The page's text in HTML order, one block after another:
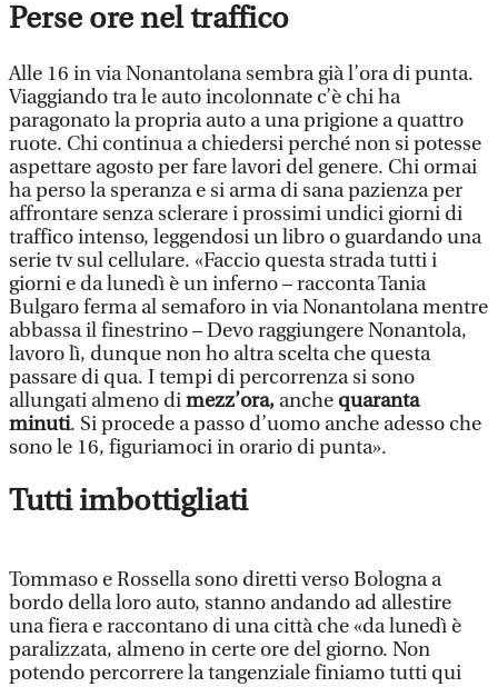
Perse ore nel traffico
Alle 16 in via Nonantolana sembra già l’ora di punta.
Viaggiando tra le auto incolonnate c’è chi ha
paragonato la propria auto a una prigione a quattro
ruote. Chi continua a chiedersi perché non si potesse
aspettare agosto per fare lavori del genere. Chi ormai
ha perso la speranza e si arma di sana pazienza per
affrontare senza sclerare i prossimi undici giorni di
traffico intenso, leggendosi un libro o guardando una
serie tv sul cellulare. «Faccio questa strada tutti i
giorni e da lunedì è un inferno – racconta Tania
Bulgaro ferma al semaforo in via Nonantolana mentre
abbassa il finestrino – Devo raggiungere Nonantola,
lavoro lì, dunque non ho altra scelta che questa
passare di qua. I tempi di percorrenza si sono
allungati almeno dimezz’ora, anche quaranta
minuti. Si procede a passo d’uomo anche adesso che
sono le 16, figuriamoci in orario di punta».
Tutti imbottigliati
Tommaso e Rossella sono diretti verso Bologna a
bordo della loro auto, stanno andando ad allestire
una fiera e raccontano di una città che «da lunedì è
paralizzata, almeno in certe ore del giorno. Non
potendo percorrere la tangenziale finiamo tutti qui